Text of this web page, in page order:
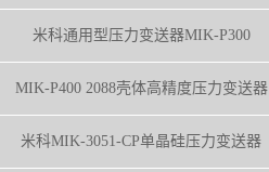
米科通用型压力变送器MIK-P300
MIK-P400 2088壳体高精度压力变送器
米科MIK-3051-CP单晶硅压力变送器